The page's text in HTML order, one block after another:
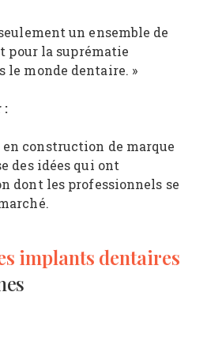
un ensemble de
pour la suprématie
le monde dentaire. »
:
construction de marque
des idées qui ont
dont les professionnels se
implants dentaires